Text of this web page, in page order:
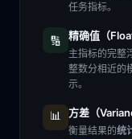
任务指标。
🔢 精确值（
主指标的完整
整数分相近的
示。
📊 方差（
衡量结果的统